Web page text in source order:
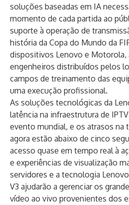
soluções baseadas em IA
momento de cada partida ao
suporte à operação de
história da Copa do Mundo da
dispositivos Lenovo e Motorola,
engenheiros distribuídos pelos
campos de treinamento das
uma execução profissional.
As soluções tecnológicas da
latência na infraestrutura de
evento mundial, e os atrasos na
agora estão abaixo de cinco
acesso quase em tempo real à
e experiências de visualização
servidores e a tecnologia
V3 ajudarão a gerenciar os
vídeo ao vivo provenientes dos